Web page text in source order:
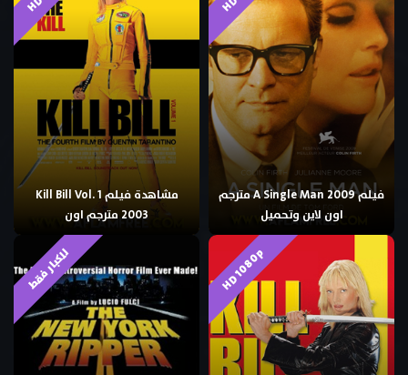
فيلم A Single Man 2009 مترجم
اون لاين وتحميل
مشاهدة فيلم Kill Bill Vol. 1
2003 مترجم اون
HD 1080p للكبار فقط